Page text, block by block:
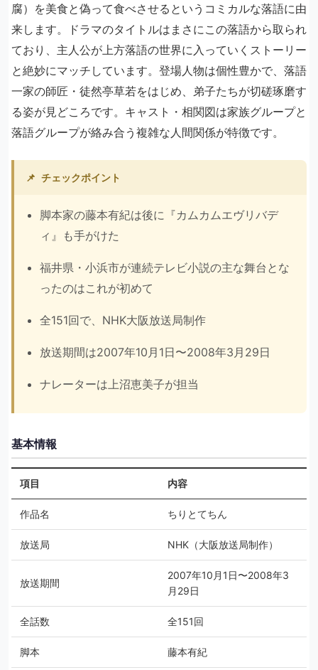
腐）を美食と偽って食べさせるというコミカルな落語に由
来します。ドラマのタイトルはまさにこの落語から取られ
ており、主人公が上方落語の世界に入っていくストーリー
と絶妙にマッチしています。登場人物は個性豊かで、落語
一家の師匠・徒然亭草若をはじめ、弟子たちが切磋琢磨す
る姿が見どころです。キャスト・相関図は家族グループと
落語グループが絡み合う複雑な人間関係が特徴です。
📌 チェックポイント
脚本家の藤本有紀は後に『カムカムエヴリバデ
ィ』も手がけた
福井県・小浜市が連続テレビ小説の主な舞台とな
ったのはこれが初めて
全151回で、NHK大阪放送局制作
放送期間は2007年10月1日〜2008年3月29日
ナレーターは上沼恵美子が担当
基本情報
項目 内容
作品名 ちりとてちん
放送局 NHK（大阪放送局制作）
放送期間
2007年10月1日〜2008年3
月29日
全話数 全151回
脚本 藤本有紀